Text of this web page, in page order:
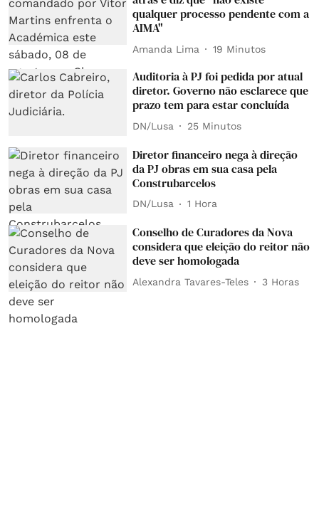
qualquer processo pendente com a
AIMA"
Amanda Lima 19 Minutos
Auditoria à PJ foi pedida por atual
diretor. Governo não esclarece que
prazo tem para estar concluída
DN/Lusa 25 Minutos
Diretor financeiro nega à direção
da PJ obras em sua casa pela
Construbarcelos
DN/Lusa 1 Hora
Conselho de Curadores da Nova
considera que eleição do reitor não
deve ser homologada
Alexandra Tavares-Teles 3 Horas